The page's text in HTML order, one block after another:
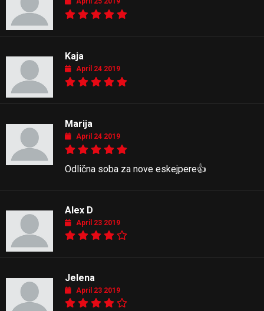
Kaja
April 24 2019
Marija
April 24 2019
Odlična soba za nove eskejpere👍
Alex D
April 23 2019
Jelena
April 23 2019